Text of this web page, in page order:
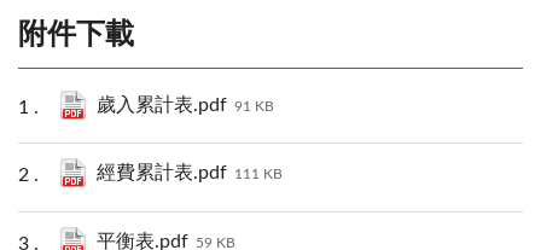
附件下載
歲入累計表.pdf 91 KB
經費累計表.pdf 111 KB
平衡表.pdf 59 KB